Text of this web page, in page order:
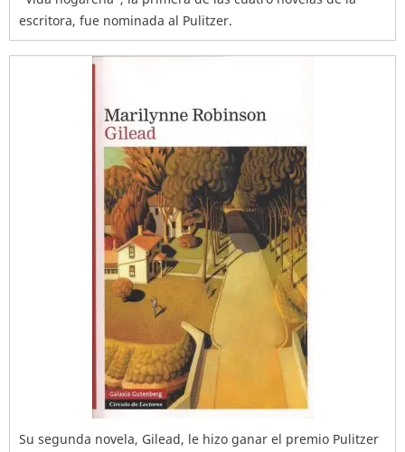
escritora, fue nominada al Pulitzer.
Su segunda novela, Gilead, le hizo ganar el premio Pulitzer